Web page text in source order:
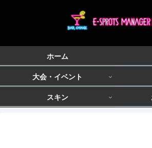
ホーム
大会・イベント
スキン